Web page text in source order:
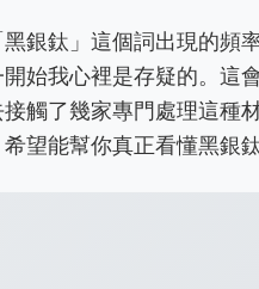
銀鈦」這個詞出現的頻
始我心裡是存疑的。這
觸了幾家專門處理這種
望能幫你真正看懂黑銀